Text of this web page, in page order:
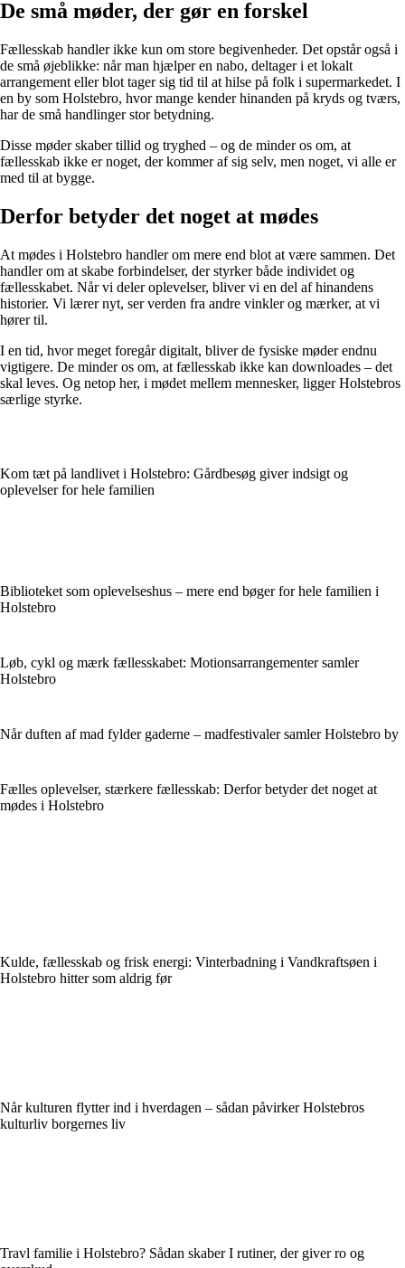
De små møder, der gør en forskel
Fællesskab handler ikke kun om store begivenheder. Det opstår også i
de små øjeblikke: når man hjælper en nabo, deltager i et lokalt
arrangement eller blot tager sig tid til at hilse på folk i supermarkedet. I
en by som Holstebro, hvor mange kender hinanden på kryds og tværs,
har de små handlinger stor betydning.
Disse møder skaber tillid og tryghed – og de minder os om, at
fællesskab ikke er noget, der kommer af sig selv, men noget, vi alle er
med til at bygge.
Derfor betyder det noget at mødes
At mødes i Holstebro handler om mere end blot at være sammen. Det
handler om at skabe forbindelser, der styrker både individet og
fællesskabet. Når vi deler oplevelser, bliver vi en del af hinandens
historier. Vi lærer nyt, ser verden fra andre vinkler og mærker, at vi
hører til.
I en tid, hvor meget foregår digitalt, bliver de fysiske møder endnu
vigtigere. De minder os om, at fællesskab ikke kan downloades – det
skal leves. Og netop her, i mødet mellem mennesker, ligger Holstebros
særlige styrke.
Kom tæt på landlivet i Holstebro: Gårdbesøg giver indsigt og
oplevelser for hele familien
Biblioteket som oplevelseshus – mere end bøger for hele familien i
Holstebro
Løb, cykl og mærk fællesskabet: Motionsarrangementer samler
Holstebro
Når duften af mad fylder gaderne – madfestivaler samler Holstebro by
Fælles oplevelser, stærkere fællesskab: Derfor betyder det noget at
mødes i Holstebro
Kulde, fællesskab og frisk energi: Vinterbadning i Vandkraftsøen i
Holstebro hitter som aldrig før
Når kulturen flytter ind i hverdagen – sådan påvirker Holstebros
kulturliv borgernes liv
Travl familie i Holstebro? Sådan skaber I rutiner, der giver ro og